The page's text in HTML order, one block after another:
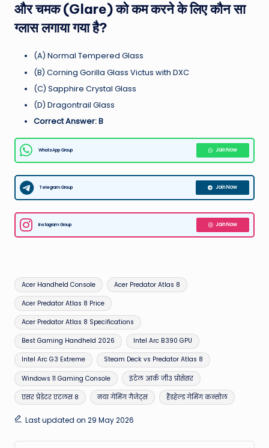
और चमक (Glare) को कम करने के लिए कौन सा
ग्लास लगाया गया है?
(A) Normal Tempered Glass
(B) Corning Gorilla Glass Victus with DXC
(C) Sapphire Crystal Glass
(D) Dragontrail Glass
Correct Answer: B
WhatsApp Group Join Now
Telegram Group Join Now
Instagram Group Join Now
Tags:
Acer Handheld Console Acer Predator Atlas 8
Acer Predator Atlas 8 Price
Acer Predator Atlas 8 Specifications
Best Gaming Handheld 2026 Intel Arc B390 GPU
Intel Arc G3 Extreme Steam Deck vs Predator Atlas 8
Windows 11 Gaming Console इंटेल आर्क जी3 प्रोसेसर
एसर प्रेडेटर एटलस 8 नया गेमिंग गैजेट्स हैंडहेल्ड गेमिंग कन्सोल
Last updated on 29 May 2026